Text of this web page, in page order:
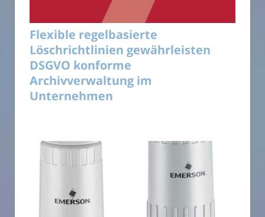
Flexible regelbasierte
Löschrichtlinien gewährleisten
DSGVO konforme
Archivverwaltung im
Unternehmen